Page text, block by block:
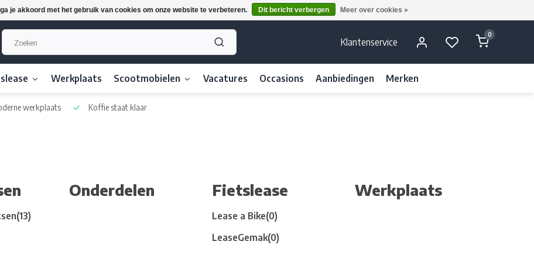
Klantenservice
0
Werkplaats Scootmobielen Vacatures Occasions Aanbiedingen Merken
werkplaats Koffie staat klaar
(13)
Onderdelen Fietslease
Lease a Bike(0)
LeaseGemak(0)
Werkplaats
je akkoord met het gebruik van cookies om onze website te verbeteren. Dit bericht verbergen Meer over cookies »